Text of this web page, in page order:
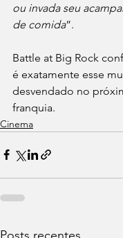
ou invada seu
de comida”.
Battle at Big Rock
é exatamente esse
desvendado no
franquia.
Cinema